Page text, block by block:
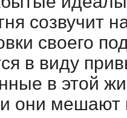
созвучит
своего
в виду
в этой
они мешают